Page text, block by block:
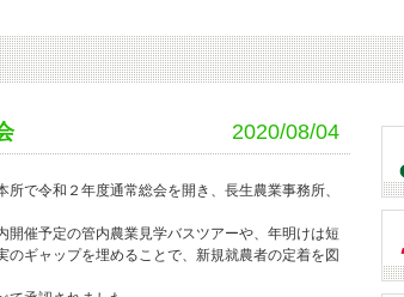
2020/08/04
で令和２年度通常総会を開き、長生農業事務所、
催予定の管内農業見学バスツアーや、年明けは短
ギャップを埋めることで、新規就農者の定着を図